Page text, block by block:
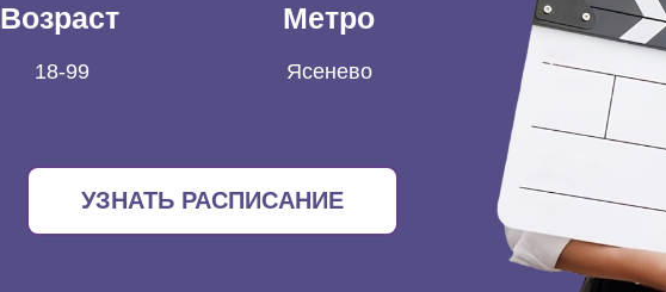
Возраст
18-99
Метро
Ясенево
УЗНАТЬ РАСПИСАНИЕ